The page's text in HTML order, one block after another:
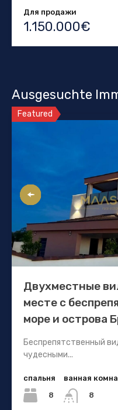
Для продажи
1.150.000€
Ausgesuchte
Featured
Двухместные
месте с
море и острова
Беспрепятственный
чудесными...
спальня
8
ванная
8